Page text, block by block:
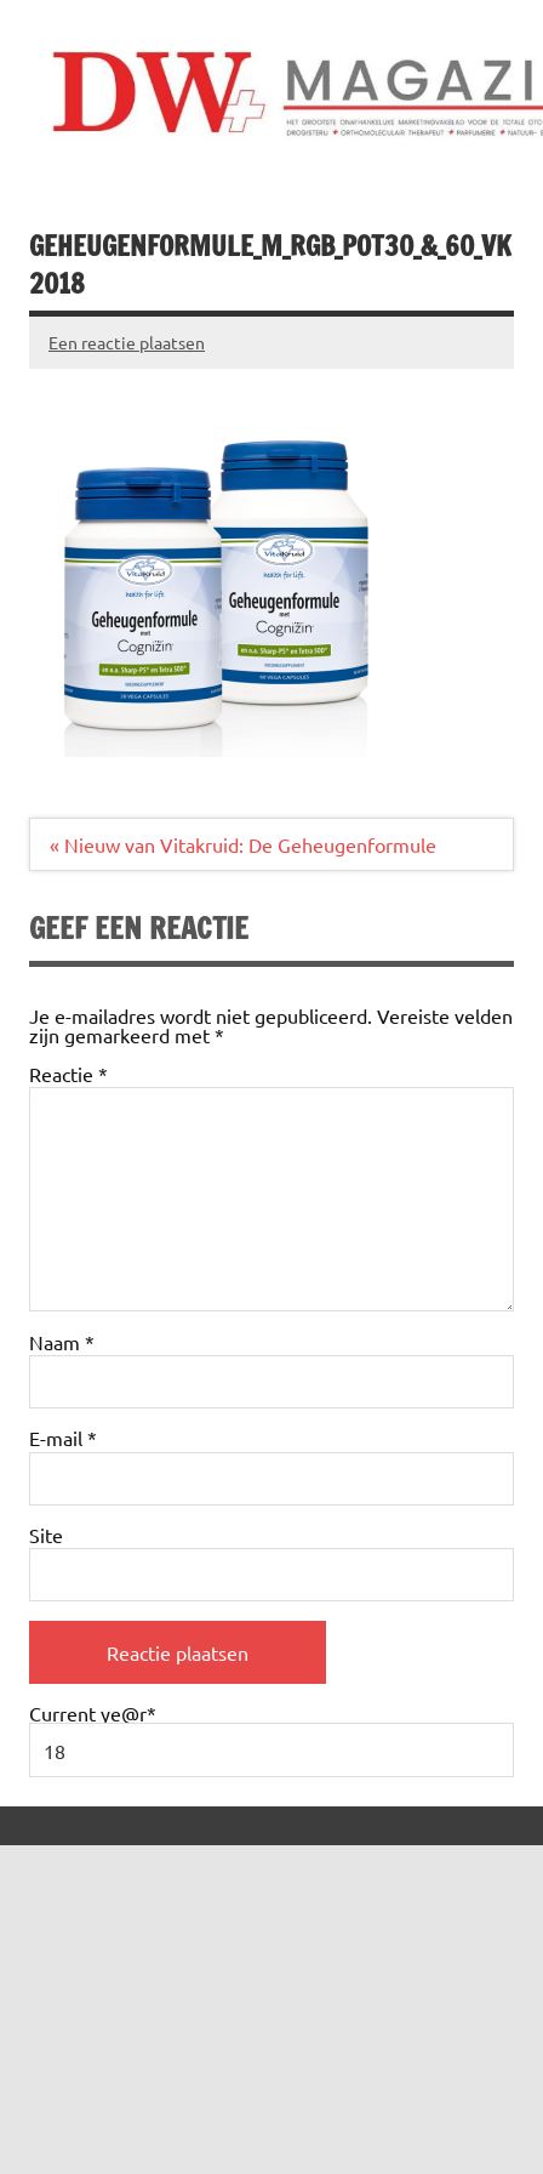
inhoud
GEHEUGENFORMULE_M_RGB_POT30_&_60_VK
2018
Een reactie plaatsen
Bericht
« Nieuw van Vitakruid: De Geheugenformule
GEEF EEN REACTIE
Je e-mailadres wordt niet gepubliceerd. Vereiste velden
zijn gemarkeerd met *
Reactie *
Naam *
E-mail *
Site
Current ye@r*